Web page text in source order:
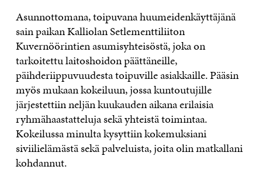
Asunnottomana, toipuvana huumeidenkäyttäjänä
sain paikan Kalliolan Setlementtiliiton
Kuvernöörintien asumisyhteisöstä, joka on
tarkoitettu laitoshoidon päättäneille,
päihderiippuvuudesta toipuville asiakkaille. Pääsin
myös mukaan kokeiluun, jossa kuntoutujille
järjestettiin neljän kuukauden aikana erilaisia
ryhmähaastatteluja sekä yhteistä toimintaa.
Kokeilussa minulta kysyttiin kokemuksiani
siviilielämästä sekä palveluista, joita olin matkallani
kohdannut.